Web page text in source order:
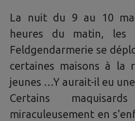
La nuit du 9 au 10
heures du matin, les
Feldgendarmerie se
certaines maisons à la
jeunes …Y aurait-il eu
Certains maquisards
miraculeusement en